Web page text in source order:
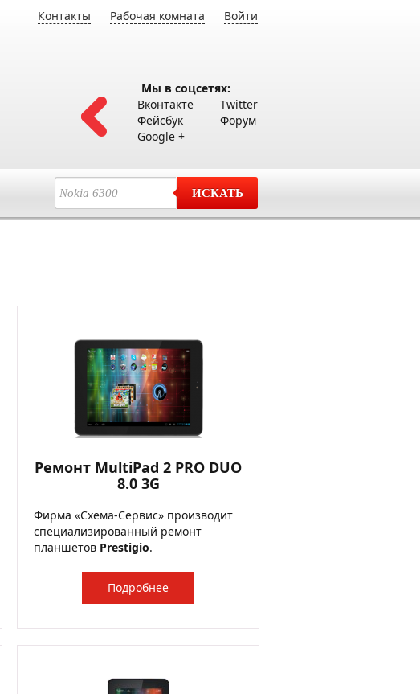
Контакты Рабочая комната Войти
Мы в соцсетях:
Вконтакте
Фейсбук
Google +
Twitter
Форум
ИСКАТЬ
Ремонт MultiPad 2 PRO DUO
8.0 3G
Фирма «Схема-Сервис» производит
специализированный ремонт
планшетов Prestigio.
Подробнее